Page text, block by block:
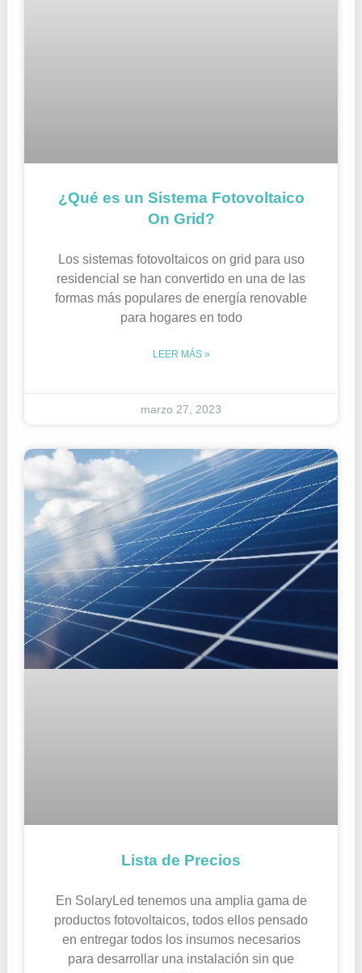
¿Qué es un Sistema Fotovoltaico
On Grid?
Los sistemas fotovoltaicos on grid para uso
residencial se han convertido en una de las
formas más populares de energía renovable
para hogares en todo
LEER MÁS »
marzo 27, 2023
Lista de Precios
En SolaryLed tenemos una amplia gama de
productos fotovoltaicos, todos ellos pensado
en entregar todos los insumos necesarios
para desarrollar una instalación sin que